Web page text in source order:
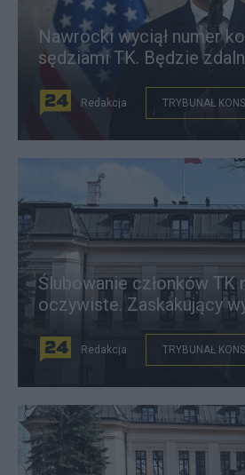
Nawrocki wyciął numer
sędziami TK. Będzie
Redakcja TRYBUNAŁ
Ślubowanie członków TK
oczywiste. Zaskakujący
Redakcja TRYBUNAŁ